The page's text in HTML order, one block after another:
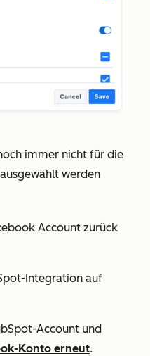
immer nicht für die
werden
Account zurück
Integration auf
Account und
Konto erneut.